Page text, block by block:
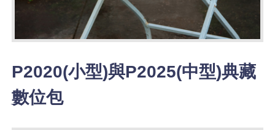
P2020(小型)與P2025(中型)典藏
數位包